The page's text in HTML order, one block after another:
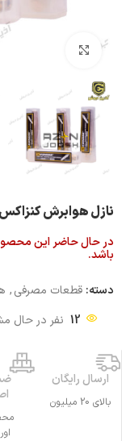
نازل هوابرش کنزاکس Kenzax
در حال حاضر این
باشد.
دسته: قطعات مصرفی,
12 نفر در حال
ارسال رایگان
بالای 20 میلیون